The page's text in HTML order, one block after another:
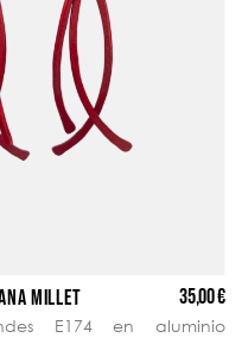
MILLET 35,00 €
E174 en aluminio